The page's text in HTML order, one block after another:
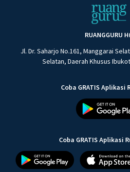
RUANGGURU
Jl. Dr. Saharjo No.161, Manggarai
Selatan, Daerah Khusus
Coba GRATIS Aplikasi
Coba GRATIS Aplikasi